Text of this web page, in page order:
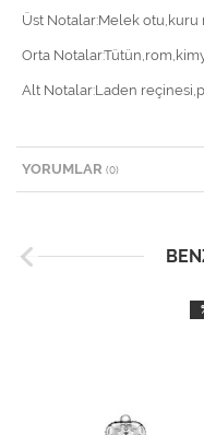
Üst Notalar:Melek
Orta
Alt Notalar:Laden
YORUMLAR (0)